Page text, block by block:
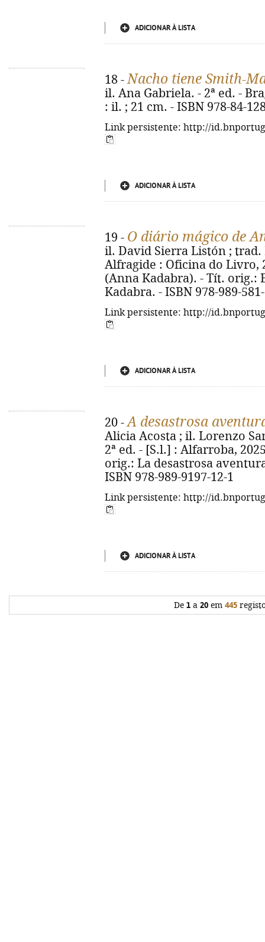
ADICIONAR À LISTA
18 -Nacho tiene Smith-
il. Ana Gabriela. - 2ª ed. -
: il. ; 21 cm. - ISBN 978-84-
Link persistente: http://
ADICIONAR À LISTA
19 - O diário mágico de
il. David Sierra Listón ; trad.
Alfragide : Oficina do Livro,
(Anna Kadabra). - Tít. orig.:
Kadabra. - ISBN 978-989-
Link persistente: http://
ADICIONAR À LISTA
20 -A desastrosa
Alicia Acosta ; il. Lorenzo
2ª ed. - [S.l.] : Alfarroba,
orig.: La desastrosa
ISBN 978-989-9197-12-1
Link persistente: http://
ADICIONAR À LISTA
De 1 a 20 em 445